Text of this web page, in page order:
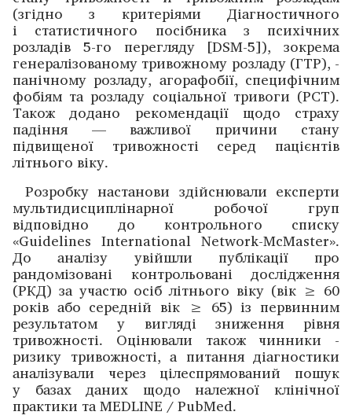
(згідно з критеріями ­Діагностичного
і статистичного посібника з психічних
розладів 5-го перегляду [DSM-5]), зокрема
генералізованому тривожному розладу (ГТР), ­
панічному розладу, агора­фобії, специфічним
фобіям та розладу соці­альної тривоги (РСТ).
Також додано рекомендації щодо страху
падіння — важливої причини стану
підвищеної тривожності серед пацієнтів
літнього віку.
Розробку настанови здійснювали експерти
мультидисцип­лінарної робочої груп
відповідно до контрольного списку
«Guidelines International Network-McMaster».
До аналізу увійшли публікації про
рандомізовані контрольовані дослі­дження
(РКД) за участю осіб літнього віку (вік ≥ 60
років або серед­ній вік ≥ 65) із первинним
результатом у ­вигляді зниження рівня
тривожності. Оціню­вали також чинники ­
ризику тривожності, а питання діагностики
аналізували ­через цілеспрямо­ваний пошук
у базах даних щодо ­належної клінічної
практики та MEDLINE / PubMed.